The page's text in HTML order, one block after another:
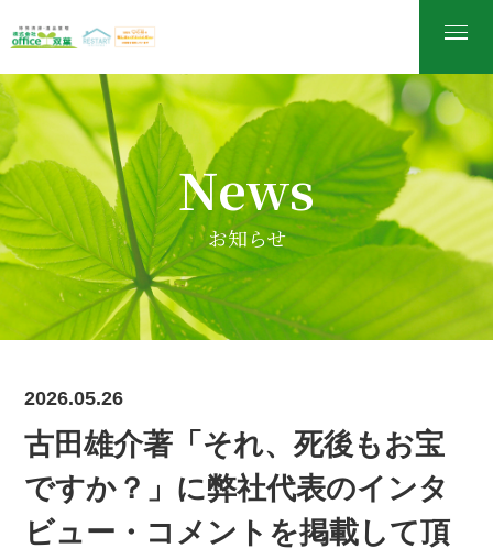
News
お知らせ
古田雄介著「それ、死後もお宝
ですか？」に弊社代表のインタ
ビュー・コメントを掲載して頂
2026.05.26